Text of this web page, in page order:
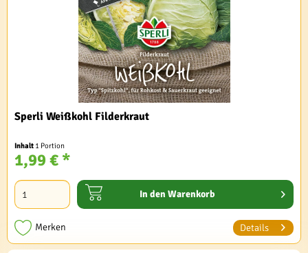
Sperli Weißkohl Filderkraut
Inhalt 1 Portion
1,99 € *
In den Warenkorb
Merken Details